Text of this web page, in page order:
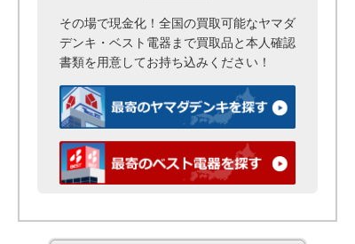
その場で現金化！全国の買取可能なヤマダ
デンキ・ベスト電器まで買取品と本人確認
書類を用意してお持ち込みください！